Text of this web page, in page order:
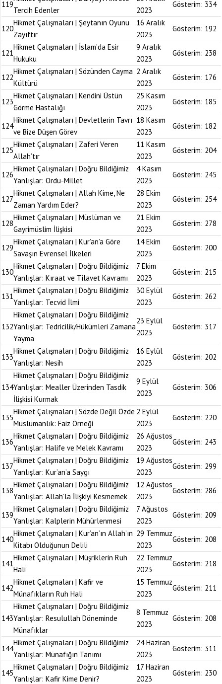
119
Tercih Edenler
2023
Gösterim: 334
120
Hikmet Çalışmaları | Şeytanın Oyunu
Zayıftır
16 Aralık
2023
Gösterim: 192
121
Hikmet Çalışmaları | İslam’da Esir
Hukuku
9 Aralık
2023
Gösterim: 238
122
Hikmet Çalışmaları | Sözünden Cayma
Kültürü
2 Aralık
2023
Gösterim: 176
123
Hikmet Çalışmaları | Kendini Üstün
Görme Hastalığı
25 Kasım
2023
Gösterim: 185
124
Hikmet Çalışmaları | Devletlerin Tavrı
ve Bize Düşen Görev
18 Kasım
2023
Gösterim: 182
125
Hikmet Çalışmaları | Zaferi Veren
Allah’tır
11 Kasım
2023
Gösterim: 204
126
Hikmet Çalışmaları | Doğru Bildiğimiz
Yanlışlar: Ordu-Millet
4 Kasım
2023
Gösterim: 245
127
Hikmet Çalışmaları | Allah Kime, Ne
Zaman Yardım Eder?
28 Ekim
2023
Gösterim: 254
128
Hikmet Çalışmaları | Müslüman ve
Gayrimüslim İlişkisi
21 Ekim
2023
Gösterim: 278
129
Hikmet Çalışmaları | Kur’an’a Göre
Savaşın Evrensel İlkeleri
14 Ekim
2023
Gösterim: 200
130
Hikmet Çalışmaları | Doğru Bildiğimiz
Yanlışlar: Kıraat ve Tilavet Kavramı
7 Ekim
2023
Gösterim: 215
131
Hikmet Çalışmaları | Doğru Bildiğimiz
Yanlışlar: Tecvid İlmi
30 Eylül
2023
Gösterim: 262
132
Hikmet Çalışmaları | Doğru Bildiğimiz
Yanlışlar: Tedricilik/Hükümleri Zamana
Yayma
23 Eylül
2023
Gösterim: 317
133
Hikmet Çalışmaları | Doğru Bildiğimiz
Yanlışlar: Nesih
16 Eylül
2023
Gösterim: 202
134
Hikmet Çalışmaları | Doğru Bildiğimiz
Yanlışlar: Mealler Üzerinden Tasdik
İlişkisi Kurmak
9 Eylül
2023
Gösterim: 306
135
Hikmet Çalışmaları | Sözde Değil Özde
Müslümanlık: Faiz Örneği
2 Eylül
2023
Gösterim: 220
136
Hikmet Çalışmaları | Doğru Bildiğimiz
Yanlışlar: Halife ve Melek Kavramı
26 Ağustos
2023
Gösterim: 243
137
Hikmet Çalışmaları | Doğru Bildiğimiz
Yanlışlar: Kur’an’a Saygı
19 Ağustos
2023
Gösterim: 299
138
Hikmet Çalışmaları | Doğru Bildiğimiz
Yanlışlar: Allah’la İlişkiyi Kesmemek
12 Ağustos
2023
Gösterim: 286
139
Hikmet Çalışmaları | Doğru Bildiğimiz
Yanlışlar: Kalplerin Mühürlenmesi
7 Ağustos
2023
Gösterim: 209
140
Hikmet Çalışmaları | Kur’an’ın Allah’ın
Kitabı Olduğunun Delili
29 Temmuz
2023
Gösterim: 208
141
Hikmet Çalışmaları | Müşriklerin Ruh
Hali
22 Temmuz
2023
Gösterim: 218
142
Hikmet Çalışmaları | Kafir ve
Münafıkların Ruh Hali
15 Temmuz
2023
Gösterim: 211
143
Hikmet Çalışmaları | Doğru Bildiğimiz
Yanlışlar: Resulullah Döneminde
Münafıklar
8 Temmuz
2023
Gösterim: 208
144
Hikmet Çalışmaları | Doğru Bildiğimiz
Yanlışlar: Münafığın Tanımı
24 Haziran
2023
Gösterim: 311
145
Hikmet Çalışmaları | Doğru Bildiğimiz
Yanlışlar: Kafir Kime Denir?
17 Haziran
2023
Gösterim: 230